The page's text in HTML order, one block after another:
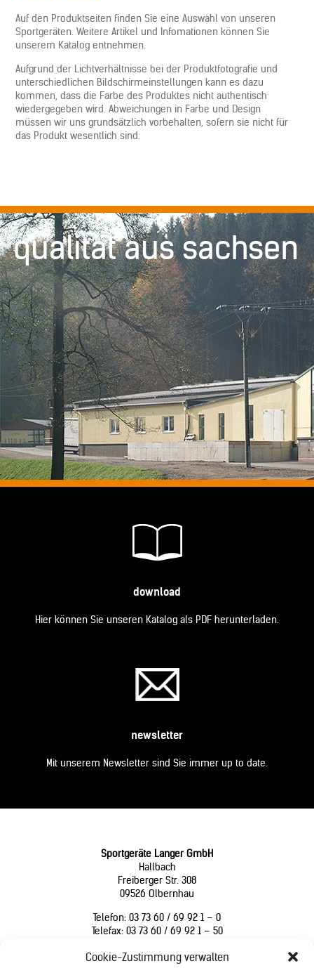
Cookie-Zustimmung verwalten
Auf den Produktseiten finden Sie eine Auswahl von unseren
Sportgeräten. Weitere Artikel und Infomationen können Sie
unserem Katalog entnehmen.
Aufgrund der Lichtverhältnisse bei der Produktfotografie und
unterschiedlichen Bildschirmeinstellungen kann es dazu
kommen, dass die Farbe des Produktes nicht authentisch
wiedergegeben wird. Abweichungen in Farbe und Design
müssen wir uns grundsätzlich vorbehalten, sofern sie nicht für
das Produkt wesentlich sind.
qualität aus sachsen
download
Hier können Sie unseren Katalog als PDF herunterladen.
newsletter
Mit unserem Newsletter sind Sie immer up to date.
Sportgeräte Langer GmbH
Hallbach
Freiberger Str. 308
09526 Olbernhau
Telefon: 03 73 60 / 69 92 1 – 0
Telefax: 03 73 60 / 69 92 1 – 50